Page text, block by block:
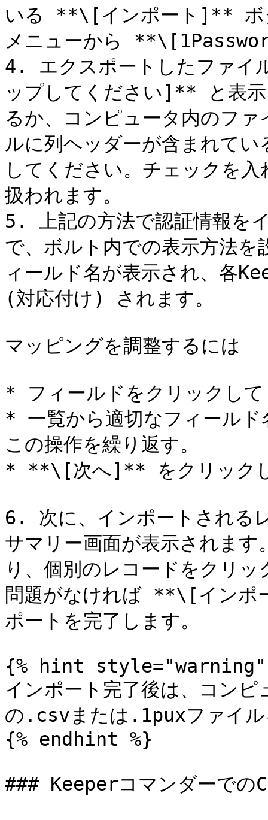
いる **\[インポート]** ボ
メニューから
4. エクスポートしたファ
ップしてください]** と表示
るか、コンピュータ内のフ
ルに列ヘッダーが含まれて
してください。チェックを
扱われます。
5. 上記の方法で認証情報を
で、ボルト内での表示方法を
ィールド名が表示され、各
(対応付け) されます。
マッピングを調整するには
* フィールドをクリックし
* 一覧から適切なフィールド
この操作を繰り返す。
* **\[次へ]** をクリックし
6. 次に、インポートされる
サマリー画面が表示されま
り、個別のレコードをクリ
問題がなければ **\[インポ
ポートを完了します。
{% hint style="warning"
インポート完了後は、コン
の.csvまたは.1puxファイル
{% endhint %}
### Keeperコマンダーでの